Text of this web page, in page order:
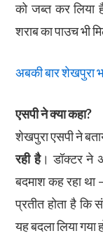
को जब्त कर लिया
शराब का पाउच भी
अबकी बार शेखपुरा
एसपी ने क्या कहा?
शेखपुरा एसपी ने
रही है। डॉक्टर ने
बदमाश कह रहा था –
प्रतीत होता है
यह बदला लिया गया